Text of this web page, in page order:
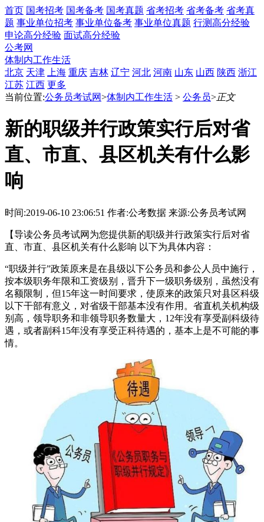
首页 国考招考 国考备考 国考真题 省考招考 省考备考 省考真
题 事业单位招考 事业单位备考 事业单位真题 行测高分经验
申论高分经验 面试高分经验
公考网
体制内工作生活
北京 天津 上海 重庆 吉林 辽宁 河北 河南 山东 山西 陕西 浙江
江苏 江西 更多
当前位置:公务员考试网>体制内工作生活 > 公务员>正文
新的职级并行政策实行后对省
直、市直、县区机关有什么影
响
时间:2019-06-10 23:06:51 作者:公考数据 来源:公务员考试网
【导读公务员考试网为您提供新的职级并行政策实行后对省
直、市直、县区机关有什么影响 以下为具体内容：
“职级并行”政策原来是在县级以下公务员和参公人员中施行，
按本级职务年限和工资级别，晋升下一级职务级别，虽然没有
名额限制，但15年这一时间要求，使原来的政策只对县区科级
以下干部有意义，对省级干部基本没有作用。省直机关机构级
别高，领导职务和非领导职务数量大，12年没有享受副科级待
遇，或者副科15年没有享受正科待遇的，基本上是不可能的事
情。